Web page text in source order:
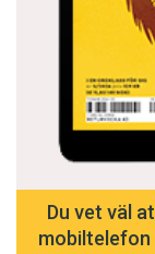
Du vet väl
mobiltelefon